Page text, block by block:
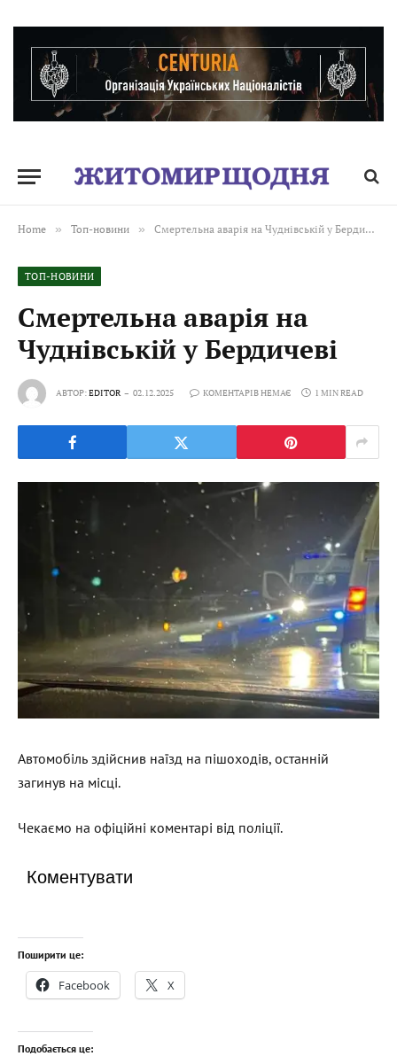
Home » Топ-новини » Смертельна аварія на Чуднівській у Бердичеві
ТОП-НОВИНИ
Смертельна аварія на
Чуднівській у Бердичеві
АВТОР:EDITOR 02.12.2025 КОМЕНТАРІВ НЕМАЄ 1 MIN READ
Автомобіль здійснив наїзд на пішоходів, останній
загинув на місці.
Чекаємо на офіційні коментарі від поліції.
Коментувати
Поширити це:
Facebook X
Подобається це: